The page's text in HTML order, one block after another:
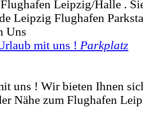
Leipzig/Halle .
Leipzig Flughafen
Uns
mit uns ! Parkplatz
uns ! Wir bieten Ihnen
Nähe zum Flughafen